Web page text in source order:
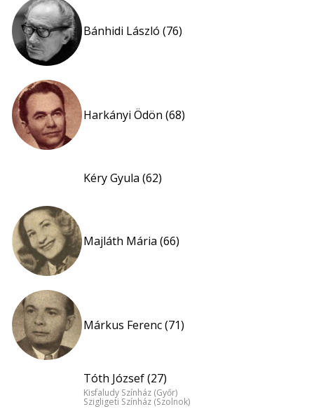
Bánhidi László (76)
Harkányi Ödön (68)
Kéry Gyula (62)
Majláth Mária (66)
Márkus Ferenc (71)
Tóth József (27)
Kisfaludy Színház (Győr)
Szigligeti Színház (Szolnok)